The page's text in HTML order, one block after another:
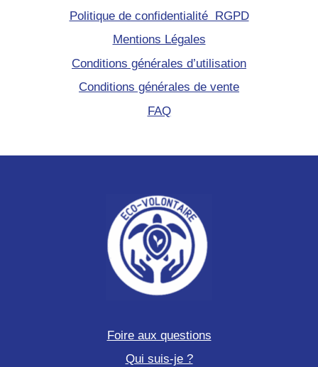
Politique de confidentialité RGPD
Mentions Légales
Conditions générales d’utilisation
Conditions générales de vente
FAQ
Foire aux questions
Qui suis-je ?